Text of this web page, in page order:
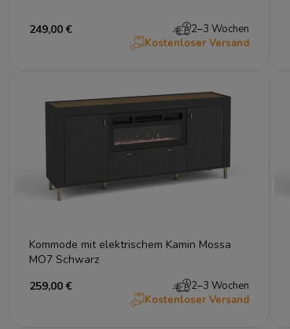
249,00 €
2–3 Wochen
Kostenloser Versand
Kommode mit elektrischem Kamin Mossa
MO7 Schwarz
259,00 €
2–3 Wochen
Kostenloser Versand